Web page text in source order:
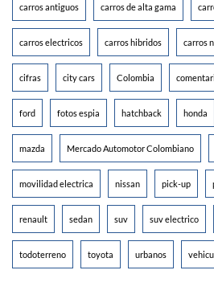
carros antiguos carros de alta gama
carros electricos carros hibridos carros
cifras city cars Colombia
ford fotos espia hatchback honda
mazda Mercado Automotor Colombiano
movilidad electrica nissan pick-up
renault sedan suv suv electrico
todoterreno toyota urbanos